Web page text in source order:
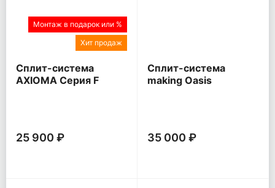
Монтаж в подарок или %
Хит продаж
Сплит-система
AXIOMA Серия F
25 900 ₽
Сплит-система
making Oasis
35 000 ₽